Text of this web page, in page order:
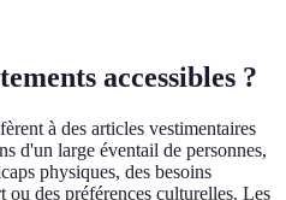
accessibles ?
à des articles vestimentaires
d'un large éventail de personnes,
physiques, des besoins
ou des préférences culturelles. Les